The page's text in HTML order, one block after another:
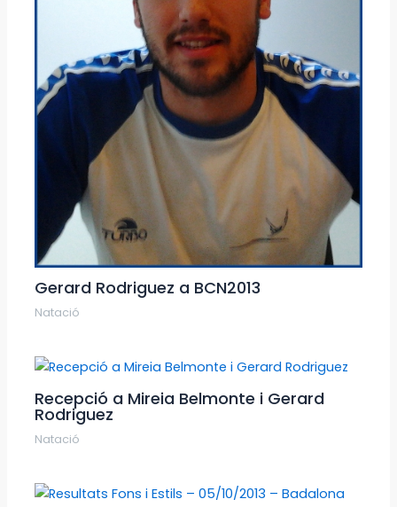
Gerard Rodriguez a BCN2013
Natació
Recepció a Mireia Belmonte i Gerard
Rodriguez
Natació